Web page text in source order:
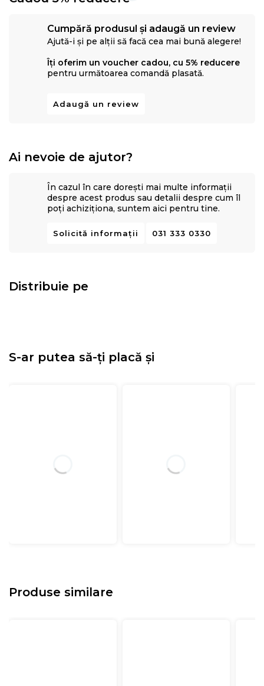
Cumpără produsul și adaugă un review
Ajută-i și pe alții să facă cea mai bună alegere!
Îți oferim un voucher cadou, cu 5% reducere
pentru următoarea comandă plasată.
Adaugă un review
Ai nevoie de ajutor?
În cazul în care dorești mai multe informații
despre acest produs sau detalii despre cum îl
poți achiziționa, suntem aici pentru tine.
Solicită informații 031 333 0330
Distribuie pe
S-ar putea să-ți placă și
Produse similare